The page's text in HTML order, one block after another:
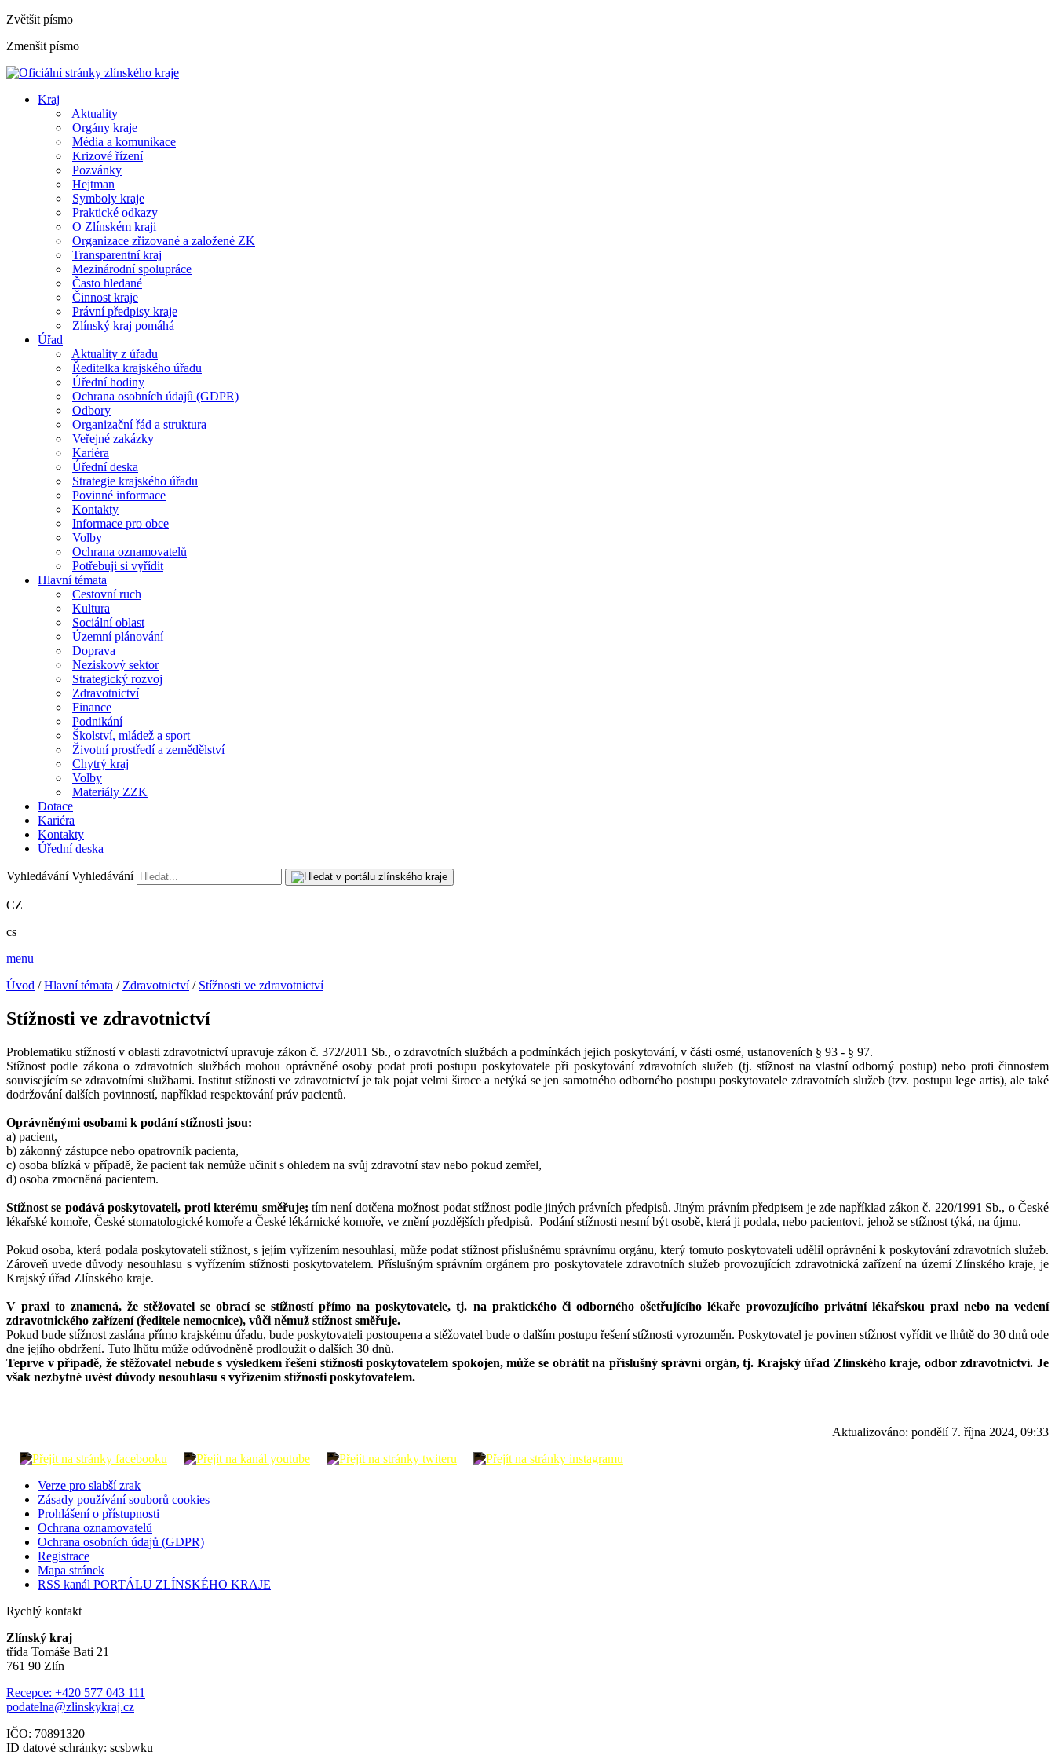
Zvětšit písmo
Zmenšit písmo
Kraj
Aktuality
Orgány kraje
Média a komunikace
Krizové řízení
Pozvánky
Hejtman
Symboly kraje
Praktické odkazy
O Zlínském kraji
Organizace zřizované a založené ZK
Transparentní kraj
Mezinárodní spolupráce
Často hledané
Činnost kraje
Právní předpisy kraje
Zlínský kraj pomáhá
Úřad
Aktuality z úřadu
Ředitelka krajského úřadu
Úřední hodiny
Ochrana osobních údajů (GDPR)
Odbory
Organizační řád a struktura
Veřejné zakázky
Kariéra
Úřední deska
Strategie krajského úřadu
Povinné informace
Kontakty
Informace pro obce
Volby
Ochrana oznamovatelů
Potřebuji si vyřídit
Hlavní témata
Cestovní ruch
Kultura
Sociální oblast
Územní plánování
Doprava
Neziskový sektor
Strategický rozvoj
Zdravotnictví
Finance
Podnikání
Školství, mládež a sport
Životní prostředí a zemědělství
Chytrý kraj
Volby
Materiály ZZK
Dotace
Kariéra
Kontakty
Úřední deska
Vyhledávání Vyhledávání
CZ
cs
menu
Úvod /Hlavní témata / Zdravotnictví/ Stížnosti ve zdravotnictví
Stížnosti ve zdravotnictví
Problematiku stížností v oblasti zdravotnictví upravuje zákon č. 372/2011 Sb., o zdravotních službách a podmínkách jejich poskytování, v části osmé, ustanoveních § 93 - § 97.
Stížnost podle zákona o zdravotních službách mohou oprávněné osoby podat proti postupu poskytovatele při poskytování zdravotních služeb (tj. stížnost na vlastní odborný postup) nebo proti činnostem
souvisejícím se zdravotními službami. Institut stížnosti ve zdravotnictví je tak pojat velmi široce a netýká se jen samotného odborného postupu poskytovatele zdravotních služeb (tzv. postupu lege artis), ale také
dodržování dalších povinností, například respektování práv pacientů.
Oprávněnými osobami k podání stížnosti jsou:
a) pacient,
b) zákonný zástupce nebo opatrovník pacienta,
c) osoba blízká v případě, že pacient tak nemůže učinit s ohledem na svůj zdravotní stav nebo pokud zemřel,
d) osoba zmocněná pacientem.
Stížnost se podává poskytovateli, proti kterému směřuje; tím není dotčena možnost podat stížnost podle jiných právních předpisů. Jiným právním předpisem je zde například zákon č. 220/1991 Sb., o České
lékařské komoře, České stomatologické komoře a České lékárnické komoře, ve znění pozdějších předpisů. Podání stížnosti nesmí být osobě, která ji podala, nebo pacientovi, jehož se stížnost týká, na újmu.
Pokud osoba, která podala poskytovateli stížnost, s jejím vyřízením nesouhlasí, může podat stížnost příslušnému správnímu orgánu, který tomuto poskytovateli udělil oprávnění k poskytování zdravotních služeb.
Zároveň uvede důvody nesouhlasu s vyřízením stížnosti poskytovatelem. Příslušným správním orgánem pro poskytovatele zdravotních služeb provozujících zdravotnická zařízení na území Zlínského kraje, je
Krajský úřad Zlínského kraje.
V praxi to znamená, že stěžovatel se obrací se stížností přímo na poskytovatele, tj. na praktického či odborného ošetřujícího lékaře provozujícího privátní lékařskou praxi nebo na vedení
zdravotnického zařízení (ředitele nemocnice), vůči němuž stížnost směřuje.
Pokud bude stížnost zaslána přímo krajskému úřadu, bude poskytovateli postoupena a stěžovatel bude o dalším postupu řešení stížnosti vyrozuměn. Poskytovatel je povinen stížnost vyřídit ve lhůtě do 30 dnů ode
dne jejího obdržení. Tuto lhůtu může odůvodněně prodloužit o dalších 30 dnů.
Teprve v případě, že stěžovatel nebude s výsledkem řešení stížnosti poskytovatelem spokojen, může se obrátit na příslušný správní orgán, tj. Krajský úřad Zlínského kraje, odbor zdravotnictví. Je
však nezbytné uvést důvody nesouhlasu s vyřízením stížnosti poskytovatelem.
Aktualizováno: pondělí 7. října 2024, 09:33
Verze pro slabší zrak
Zásady používání souborů cookies
Prohlášení o přístupnosti
Ochrana oznamovatelů
Ochrana osobních údajů (GDPR)
Registrace
Mapa stránek
RSS kanál PORTÁLU ZLÍNSKÉHO KRAJE
Rychlý kontakt
Zlínský kraj
třída Tomáše Bati 21
761 90 Zlín
Recepce: +420 577 043 111
podatelna@zlinskykraj.cz
IČO: 70891320
ID datové schránky: scsbwku